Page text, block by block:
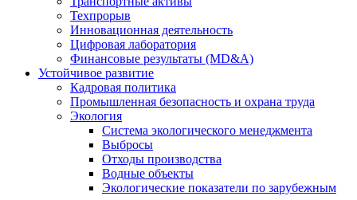
Техпрорыв
Инновационная деятельность
Цифровая лаборатория
Финансовые результаты (MD&A)
Устойчивое развитие
Кадровая политика
Промышленная безопасность и охрана труда
Экология
Система экологического менеджмента
Выбросы
Отходы производства
Водные объекты
Экологические показатели по зарубежным